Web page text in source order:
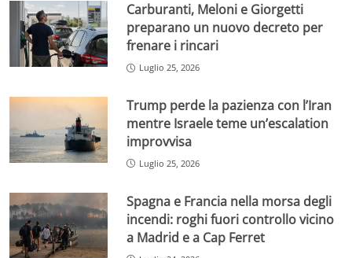
Carburanti, Meloni e Giorgetti
preparano un nuovo decreto per
frenare i rincari
Luglio 25, 2026
Trump perde la pazienza con l’Iran
mentre Israele teme un’escalation
improvvisa
Luglio 25, 2026
Spagna e Francia nella morsa degli
incendi: roghi fuori controllo vicino
a Madrid e a Cap Ferret